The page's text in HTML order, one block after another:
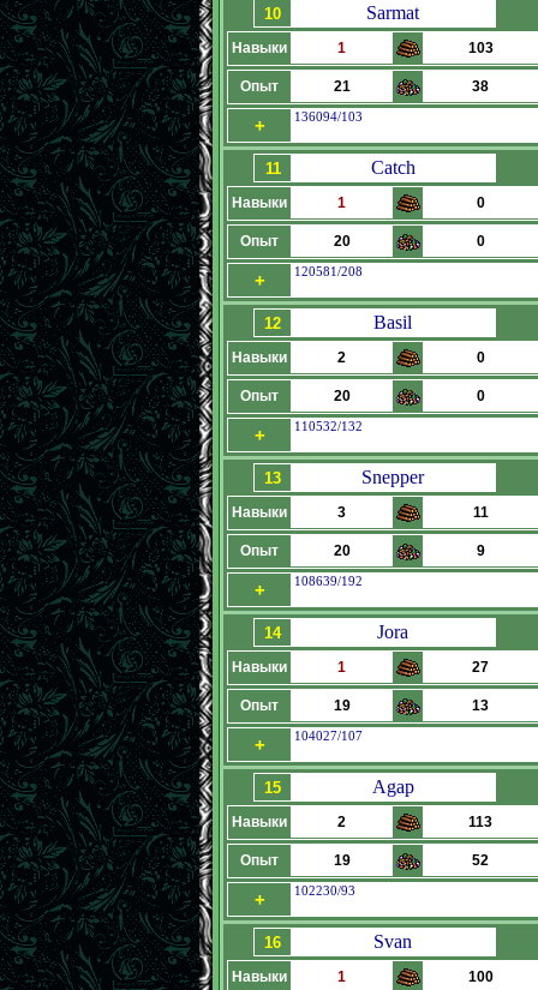
10 Sarmat
Навыки 1 103
Опыт 21 38
+ 136094/103
11 Catch
Навыки 1 0
Опыт 20 0
+ 120581/208
12 Basil
Навыки 2 0
Опыт 20 0
+ 110532/132
13 Snepper
Навыки 3 11
Опыт 20 9
+ 108639/192
14 Jora
Навыки 1 27
Опыт 19 13
+ 104027/107
15 Agap
Навыки 2 113
Опыт 19 52
+ 102230/93
16 Svan
Навыки 1 100